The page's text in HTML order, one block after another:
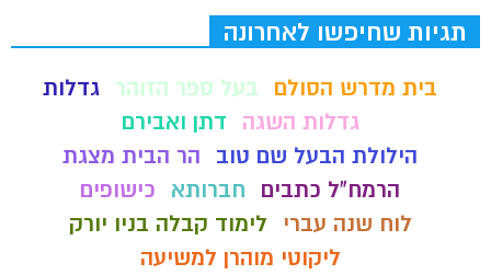
תגיות שחיפשו לאחרונה
בית מדרש הסולם בעל ספר הזוהר גדלות
גדלות השגה
דתן ואבירם
הילולת הבעל שם טוב
הר הבית מצגת
הרמח"ל כתבים
חברותא
כישופים
לוח שנה עברי
לימוד קבלה בניו יורק
ליקוטי מוהרן למשיעה